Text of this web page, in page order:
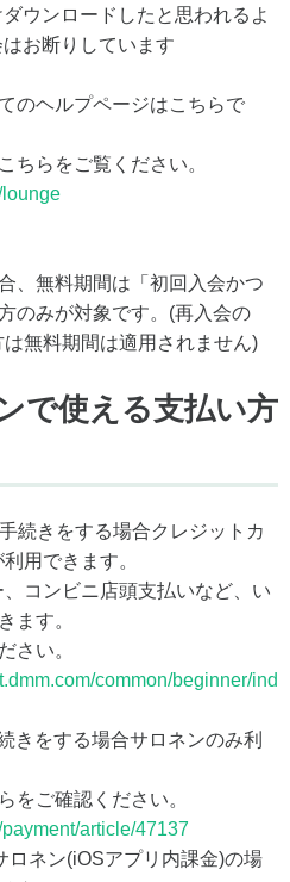
ウンロードしたと思われるよ
お断りしています
のヘルプページはこちらで
ちらをご覧ください。
lounge
、無料期間は「初回入会かつ
のみが対象です。(再入会の
無料期間は適用されません)
で使える支払い方
続きをする場合クレジットカ
用できます。
コンビニ店頭支払いなど、い
ます。
さい。
common/beginner/ind
きをする場合サロネンのみ利
をご確認ください。
article/47137
ネン(iOSアプリ内課金)の場